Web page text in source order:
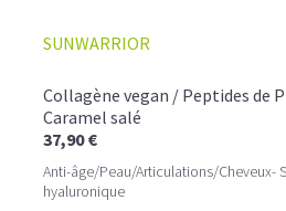
SUNWARRIOR
Collagène vegan / Peptides de
Caramel salé
37,90 €
Anti-âge/Peau/Articulations/Cheveux-
hyaluronique